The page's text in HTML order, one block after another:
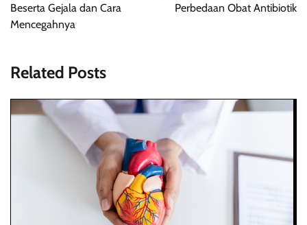
Beserta Gejala dan Cara
Mencegahnya
Perbedaan Obat Antibiotik
Related Posts